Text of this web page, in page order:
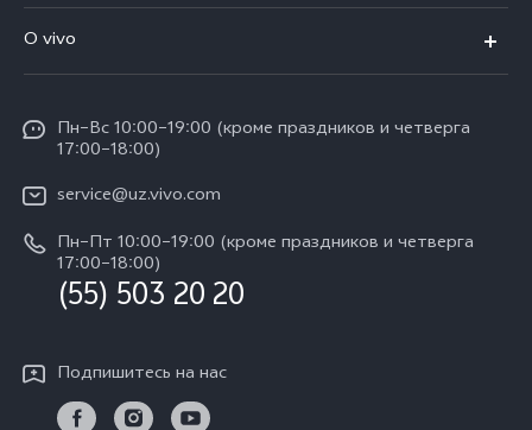
Y29
Funtouch OS
Сервисные центры
IMEI аутентификация
Запрос стоимости запчастей
Обновление системы
Инструкции по гарантии vivo
O vivo
Пресс Центр
Карьера в vivo
Юридическая информация
О нас
Стабильность
Пн–Вс 10:00–19:00 (кроме праздников и четверга
17:00–18:00)
service@uz.vivo.com
Пн–Пт 10:00–19:00 (кроме праздников и четверга
17:00–18:00)
(55) 503 20 20
Подпишитесь на нас